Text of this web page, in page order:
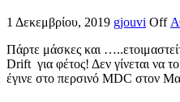
1 Δεκεμβρίου, 2019 gjouvi Off
Πάρτε μάσκες και
Drift για φέτος! Δεν γίνεται να
έγινε στο περσινό MDC στον